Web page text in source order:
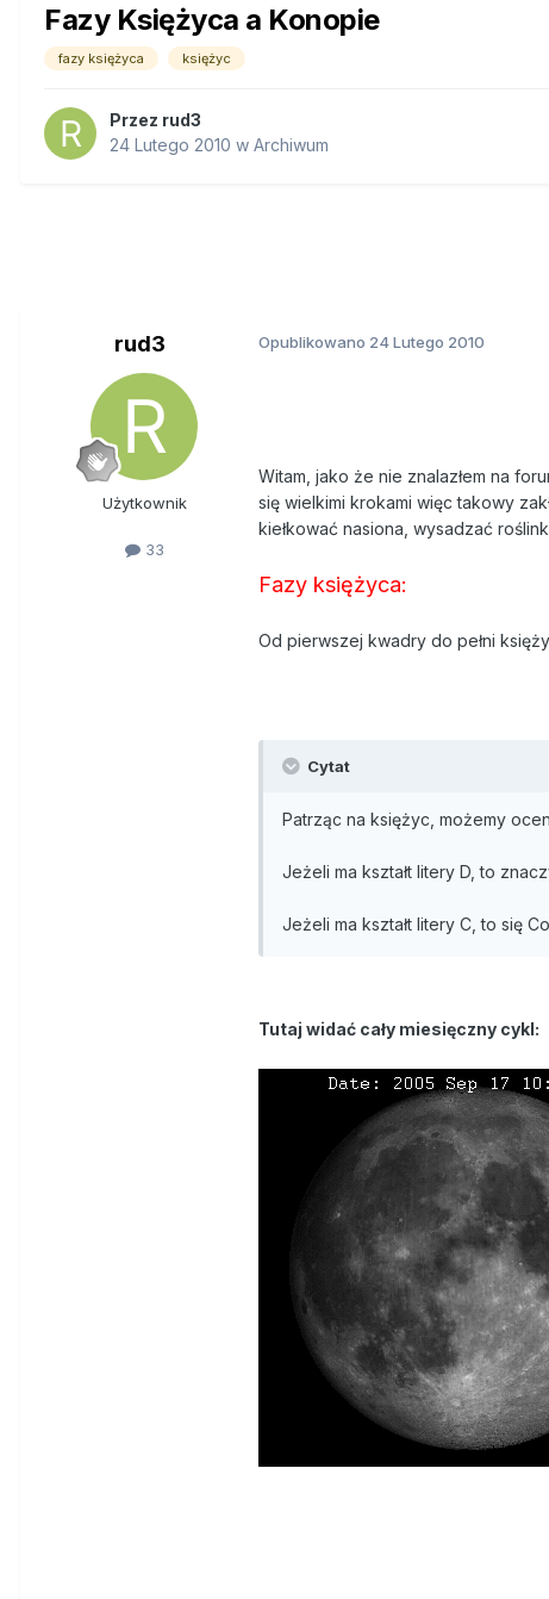
Fazy Księżyca a Konopie
fazy księżyca księżyc
Przez rud3
24 Lutego 2010 w Archiwum
rud3
Użytkownik
33
Opublikowano 24 Lutego 2010
Witam, jako że nie znalazłem na
się wielkimi krokami więc takowy
kiełkować nasiona, wysadzać
Fazy księżyca:
Od pierwszej kwadry do pełni
Cytat
Patrząc na księżyc, możemy
Jeżeli ma kształt litery D, to
Jeżeli ma kształt litery C, to się
Tutaj widać cały miesięczny cykl: